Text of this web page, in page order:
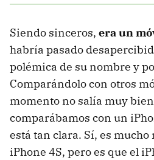
Siendo sinceros, era un
habría pasado
polémica de su nombre y
Comparándolo con otros
momento no salía muy
comparábamos con un
está tan clara. Sí, es mucho
iPhone 4S, pero es que el